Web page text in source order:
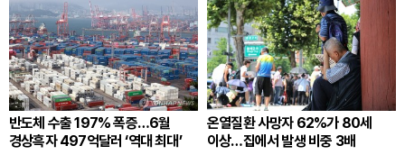
반도체 수출 197% 폭증…6월
경상흑자 497억달러 ‘역대 최대’
온열질환 사망자 62%가 80세
이상…집에서 발생 비중 3배